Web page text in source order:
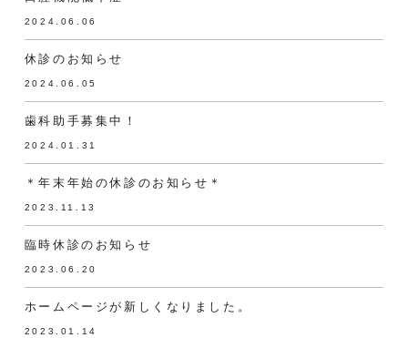
2024.06.06
休診のお知らせ
2024.06.05
歯科助手募集中！
2024.01.31
＊年末年始の休診のお知らせ＊
2023.11.13
臨時休診のお知らせ
2023.06.20
ホームページが新しくなりました。
2023.01.14